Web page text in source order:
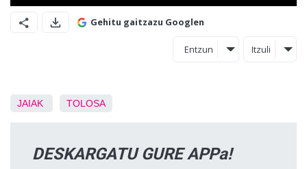
Gehitu gaitzazu Googlen
Entzun Itzuli
JAIAK TOLOSA
DESKARGATU GURE APPa!